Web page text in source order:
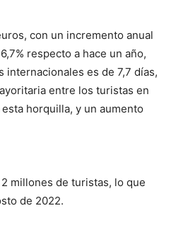
con un incremento anual
respecto a hace un año,
internacionales es de 7,7 días,
entre los turistas en
horquilla, y un aumento
millones de turistas, lo que
de 2022.